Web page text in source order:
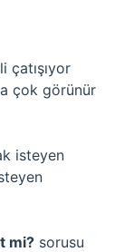
çatışıyor
çok görünür
isteyen
mi? sorusu